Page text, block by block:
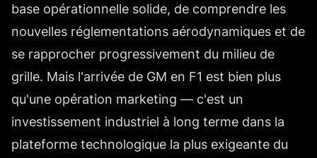
base opérationnelle solide, de comprendre les
nouvelles réglementations aérodynamiques et de
se rapprocher progressivement du milieu de
grille. Mais l'arrivée de GM en F1 est bien plus
qu'une opération marketing — c'est un
investissement industriel à long terme dans la
plateforme technologique la plus exigeante du